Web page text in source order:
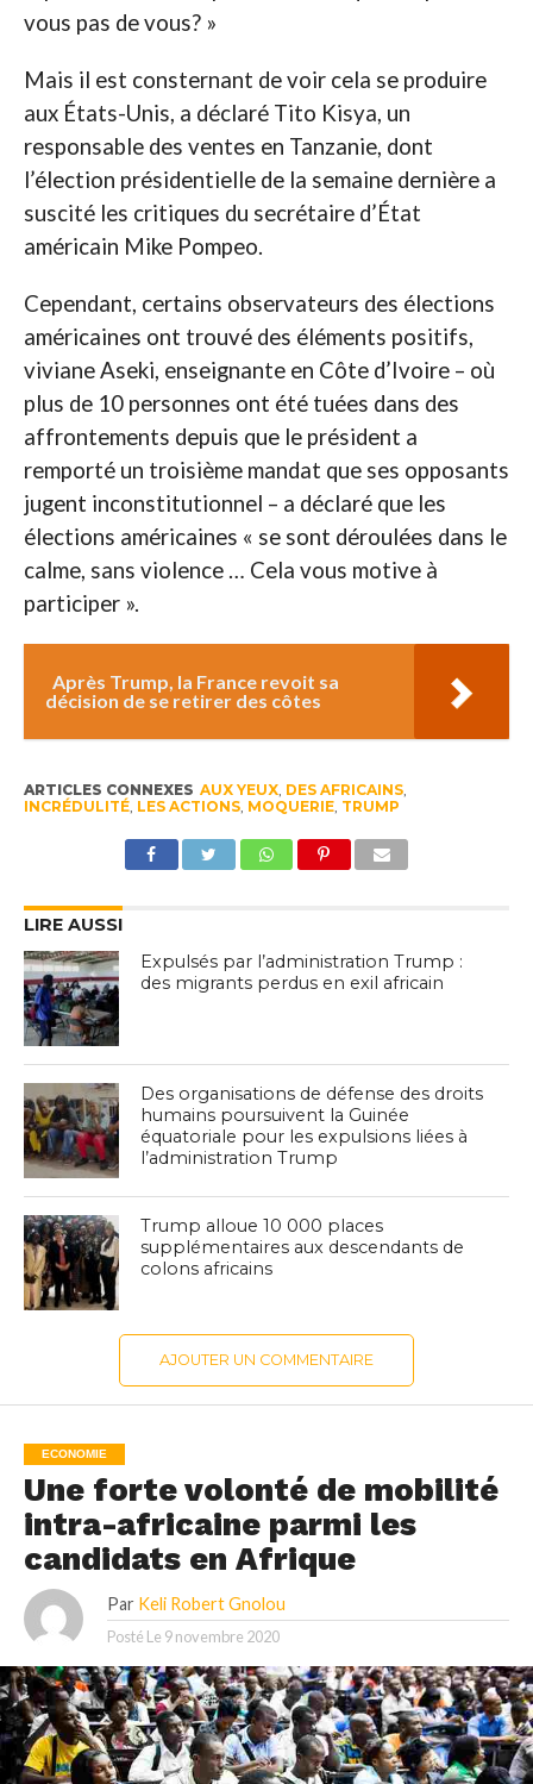
vous pas de vous? »
Mais il est consternant de voir cela se produire
aux États-Unis, a déclaré Tito Kisya, un
responsable des ventes en Tanzanie, dont
l’élection présidentielle de la semaine dernière a
suscité les critiques du secrétaire d’État
américain Mike Pompeo.
Cependant, certains observateurs des élections
américaines ont trouvé des éléments positifs,
viviane Aseki, enseignante en Côte d’Ivoire – où
plus de 10 personnes ont été tuées dans des
affrontements depuis que le président a
remporté un troisième mandat que ses opposants
jugent inconstitutionnel – a déclaré que les
élections américaines « se sont déroulées dans le
calme, sans violence … Cela vous motive à
participer ».
Après Trump, la France revoit sa
décision de se retirer des côtes
ARTICLES CONNEXES AUX YEUX, DES AFRICAINS,
INCRÉDULITÉ, LES ACTIONS, MOQUERIE, TRUMP
LIRE AUSSI
Expulsés par l’administration Trump :
des migrants perdus en exil africain
Des organisations de défense des droits
humains poursuivent la Guinée
équatoriale pour les expulsions liées à
l’administration Trump
Trump alloue 10 000 places
supplémentaires aux descendants de
colons africains
AJOUTER UN COMMENTAIRE
ECONOMIE
Une forte volonté de mobilité
intra-africaine parmi les
candidats en Afrique
Par Keli Robert Gnolou
Posté Le 9 novembre 2020